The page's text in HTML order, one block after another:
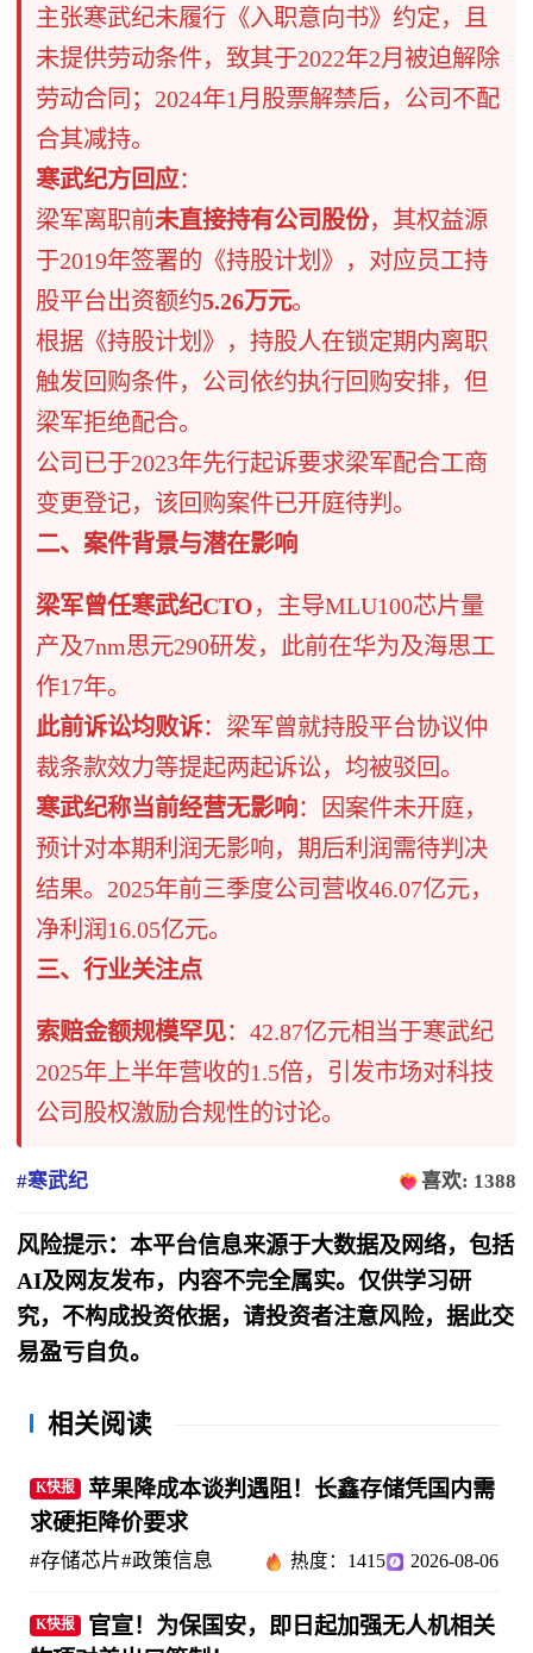
主张寒武纪未履行《入职意向书》约定，且
未提供劳动条件，致其于2022年2月被迫解除
劳动合同；2024年1月股票解禁后，公司不配
合其减持。
寒武纪方回应​：
梁军离职前未直接持有公司股份，其权益源
于2019年签署的《持股计划》，对应员工持
股平台出资额约5.26万元。
根据《持股计划》，持股人在锁定期内离职
触发回购条件，公司依约执行回购安排，但
梁军拒绝配合。
公司已于2023年先行起诉要求梁军配合工商
变更登记，该回购案件已开庭待判。
二、案件背景与潜在影响
梁军曾任寒武纪CTO，主导MLU100芯片量
产及7nm思元290研发，此前在华为及海思工
作17年。
此前诉讼均败诉​：梁军曾就持股平台协议仲
裁条款效力等提起两起诉讼，均被驳回。
寒武纪称当前经营无影响​：因案件未开庭，
预计对本期利润无影响，期后利润需待判决
结果。2025年前三季度公司营收46.07亿元，
净利润16.05亿元。
三、行业关注点
索赔金额规模罕见​：42.87亿元相当于寒武纪
2025年上半年营收的1.5倍，引发市场对科技
公司股权激励合规性的讨论。
#寒武纪 喜欢: 1388
风险提示：本平台信息来源于大数据及网络，包括
AI及网友发布，内容不完全属实。仅供学习研
究，不构成投资依据，请投资者注意风险，据此交
易盈亏自负。
相关阅读
K快报
苹果降成本谈判遇阻！长鑫存储凭国内需
求硬拒降价要求
#存储芯片#政策信息 热度：1415 2026-08-06
K快报
官宣！为保国安，即日起加强无人机相关